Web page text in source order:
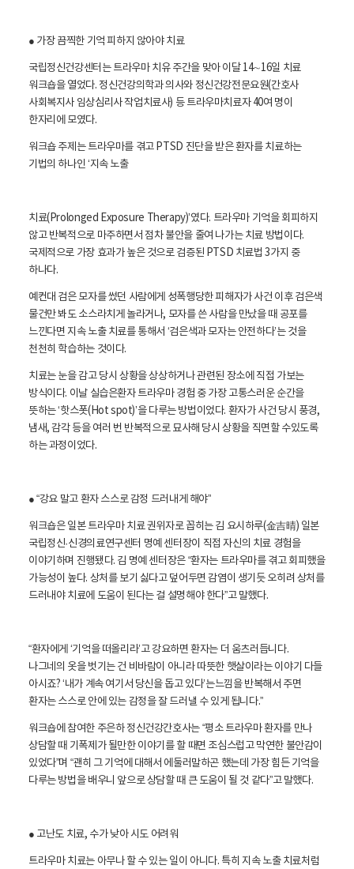
● 가장 끔찍한 기억 피하지 않아야 치료
국립정신건강센터는 트라우마 치유 주간을 맞아 이달 14∼16일 치료
워크숍을 열었다. 정신건강의학과 의사와 정신건강전문요원(간호사
사회복지사 임상심리사 작업치료사) 등 트라우마치료자 40여 명이
한자리에 모였다.
워크숍 주제는 트라우마를 겪고 PTSD 진단을 받은 환자를 치료하는
기법의 하나인 ‘지속 노출
치료(Prolonged Exposure Therapy)’였다. 트라우마 기억을 회피하지
않고 반복적으로 마주하면서 점차 불안을 줄여 나가는 치료 방법이다.
국제적으로 가장 효과가 높은 것으로 검증된 PTSD 치료법 3가지 중
하나다.
예컨대 검은 모자를 썼던 사람에게 성폭행당한 피해자가 사건 이후 검은색
물건만 봐도 소스라치게 놀라거나, 모자를 쓴 사람을 만났을 때 공포를
느낀다면 지속 노출 치료를 통해서 ‘검은색과 모자는 안전하다’는 것을
천천히 학습하는 것이다.
치료는 눈을 감고 당시 상황을 상상하거나 관련된 장소에 직접 가보는
방식이다. 이날 실습은환자 트라우마 경험 중 가장 고통스러운 순간을
뜻하는 ‘핫스폿(Hot spot)’을 다루는 방법이었다. 환자가 사건 당시 풍경,
냄새, 감각 등을 여러 번 반복적으로 묘사해 당시 상황을 직면할 수있도록
하는 과정이었다.
● “강요 말고 환자 스스로 감정 드러내게 해야”
워크숍은 일본 트라우마 치료 권위자로 꼽히는 김 요시하루(金吉晴) 일본
국립정신·신경의료연구센터 명예 센터장이 직접 자신의 치료 경험을
이야기하며 진행됐다. 김 명예 센터장은 “환자는 트라우마를 겪고 회피했을
가능성이 높다. 상처를 보기 싫다고 덮어두면 감염이 생기듯 오히려 상처를
드러내야 치료에 도움이 된다는 걸 설명해야 한다”고 말했다.
“환자에게 ‘기억을 떠올리라’고 강요하면 환자는 더 움츠러듭니다.
나그네의 옷을 벗기는 건 비바람이 아니라 따뜻한 햇살이라는 이야기 다들
아시죠? ‘내가 계속 여기서 당신을 돕고 있다’는느낌을 반복해서 주면
환자는 스스로 안에 있는 감정을 잘 드러낼 수 있게 됩니다.”
워크숍에 참여한 주은하 정신건강간호사는 “평소 트라우마 환자를 만나
상담할 때 기폭제가 될만한 이야기를 할 때면 조심스럽고 막연한 불안감이
있었다”며 “괜히 그 기억에 대해서 에둘러말하곤 했는데 가장 힘든 기억을
다루는 방법을 배우니 앞으로 상담할 때 큰 도움이 될 것 같다”고 말했다.
● 고난도 치료, 수가 낮아 시도 어려워
트라우마 치료는 아무나 할 수 있는 일이 아니다. 특히 지속 노출 치료처럼